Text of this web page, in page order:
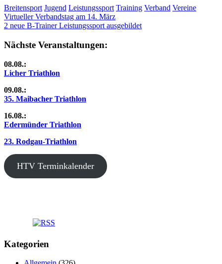
Breitensport Jugend Leistungssport Training Verband Vereine
Beitragsnavigation
Vorheriger
Beitrag:
Virtueller Verbandstag am 14. März
Nächster
2 neue B-Trainer Leistungssport ausgebildet
Nächste Veranstaltungen:
08.08.:
Licher Triathlon
09.08.:
35. Maibacher Triathlon
16.08.:
Edermünder Triathlon
23. Rodgau-Triathlon
HTV Terminkalender
Kategorien